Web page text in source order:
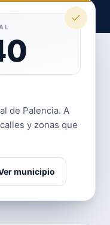
de Palencia. A
y zonas que
municipio